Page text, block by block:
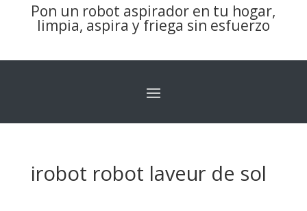
Pon un robot aspirador en tu hogar,
limpia, aspira y friega sin esfuerzo
irobot robot laveur de sol